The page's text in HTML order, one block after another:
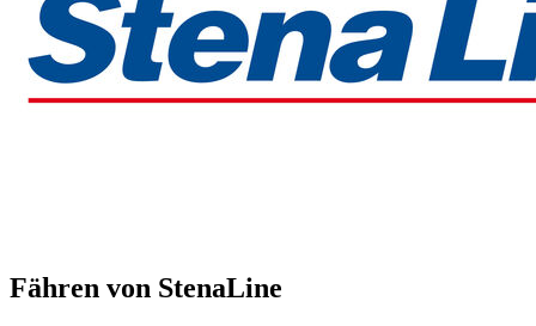
Fähren von StenaLine